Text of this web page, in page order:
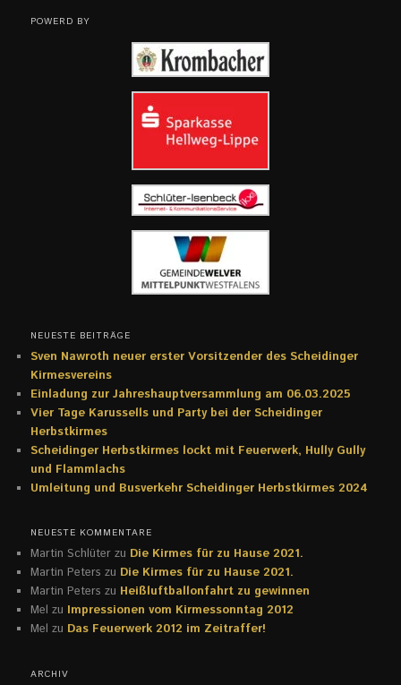
POWERD BY
NEUESTE BEITRÄGE
Sven Nawroth neuer erster Vorsitzender des Scheidinger
Kirmesvereins
Einladung zur Jahreshauptversammlung am 06.03.2025
Vier Tage Karussells und Party bei der Scheidinger
Herbstkirmes
Scheidinger Herbstkirmes lockt mit Feuerwerk, Hully Gully
und Flammlachs
Umleitung und Busverkehr Scheidinger Herbstkirmes 2024
NEUESTE KOMMENTARE
Martin Schlüter zu Die Kirmes für zu Hause 2021.
Martin Peters zu Die Kirmes für zu Hause 2021.
Martin Peters zu Heißluftballonfahrt zu gewinnen
Mel zu Impressionen vom Kirmessonntag 2012
Mel zu Das Feuerwerk 2012 im Zeitraffer!
ARCHIV